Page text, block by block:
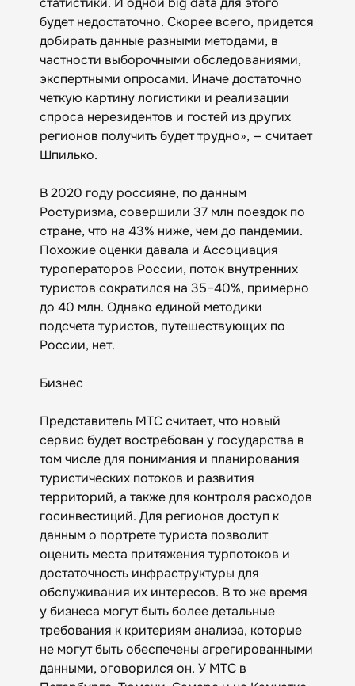
будет недостаточно. Скорее всего, придется
добирать данные разными методами, в
частности выборочными обследованиями,
экспертными опросами. Иначе достаточно
четкую картину логистики и реализации
спроса нерезидентов и гостей из других
регионов получить будет трудно», — считает
Шпилько.
В 2020 году россияне, по данным
Ростуризма, совершили 37 млн поездок по
стране, что на 43% ниже, чем до пандемии.
Похожие оценки давала и Ассоциация
туроператоров России, поток внутренних
туристов сократился на 35–40%, примерно
до 40 млн. Однако единой методики
подсчета туристов, путешествующих по
России, нет.
Бизнес
Представитель МТС считает, что новый
сервис будет востребован у государства в
том числе для понимания и планирования
туристических потоков и развития
территорий, а также для контроля расходов
госинвестиций. Для регионов доступ к
данным о портрете туриста позволит
оценить места притяжения турпотоков и
достаточность инфраструктуры для
обслуживания их интересов. В то же время
у бизнеса могут быть более детальные
требования к критериям анализа, которые
не могут быть обеспечены агрегированными
данными, оговорился он. У МТС в